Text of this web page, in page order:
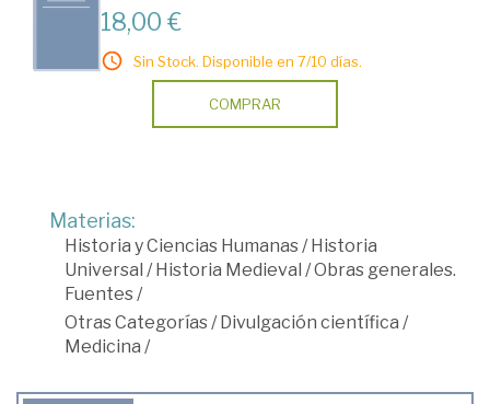
18,00 €
Sin Stock. Disponible en 7/10 días.
COMPRAR
Materias:
Historia y Ciencias Humanas /Historia
Universal /Historia Medieval /Obras generales.
Fuentes /
Otras Categorías /Divulgación científica /
Medicina /